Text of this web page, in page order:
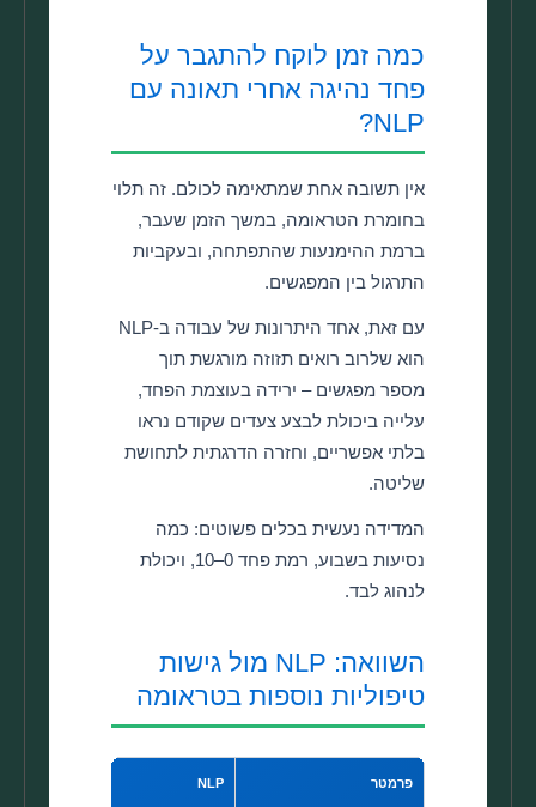
כמה זמן לוקח להתגבר על
פחד נהיגה אחרי תאונה עם
NLP?
אין תשובה אחת שמתאימה לכולם. זה תלוי
בחומרת הטראומה, במשך הזמן שעבר,
ברמת ההימנעות שהתפתחה, ובעקביות
התרגול בין המפגשים.
עם זאת, אחד היתרונות של עבודה ב-NLP
הוא שלרוב רואים תזוזה מורגשת תוך
מספר מפגשים – ירידה בעוצמת הפחד,
עלייה ביכולת לבצע צעדים שקודם נראו
בלתי אפשריים, וחזרה הדרגתית לתחושת
שליטה.
המדידה נעשית בכלים פשוטים: כמה
נסיעות בשבוע, רמת פחד 0–10, ויכולת
לנהוג לבד.
השוואה: NLP מול גישות
טיפוליות נוספות בטראומה
פרמטר NLP